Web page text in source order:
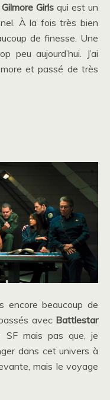
Gilmore Girlsqui est un
À la fois très bien
de finesse. Une
aujourd’hui. J’ai
et passé de très
encore beaucoup de
avec Battlestar
SF mais pas que, je
dans cet univers à
mais le voyage